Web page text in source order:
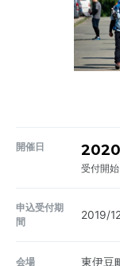
開催日
受付開
申込受付期
間
2019/
会場 東伊豆